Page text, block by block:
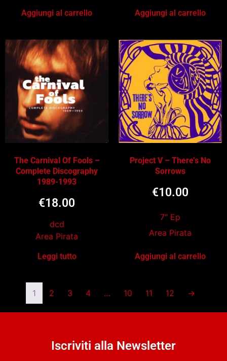
Aggiungi al carrello Aggiungi al carrello
The Carnival Of Fools –
Complete Discography
1989-1993
€18.00
dcd
Area Pirata
Leggi tutto
Project V – There’s No
Sorrows
€10.00
7" Ep
Area Pirata
Aggiungi al carrello
1 2 3 4 … 10 11 12 →
Iscriviti alla Newsletter